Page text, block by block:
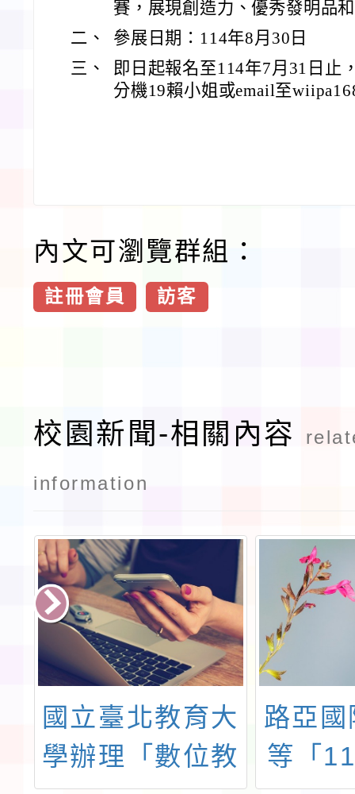
賽，展現創造力、優秀發明品
二、
參展日期：114年8月30日
三、
即日起報名至114年7月31日止
分機19賴小姐或email至
內文可瀏覽群組：
註冊會員 訪客
校園新聞-相關內容
information
國立臺北教育大
學辦理「數位教
路亞
等「